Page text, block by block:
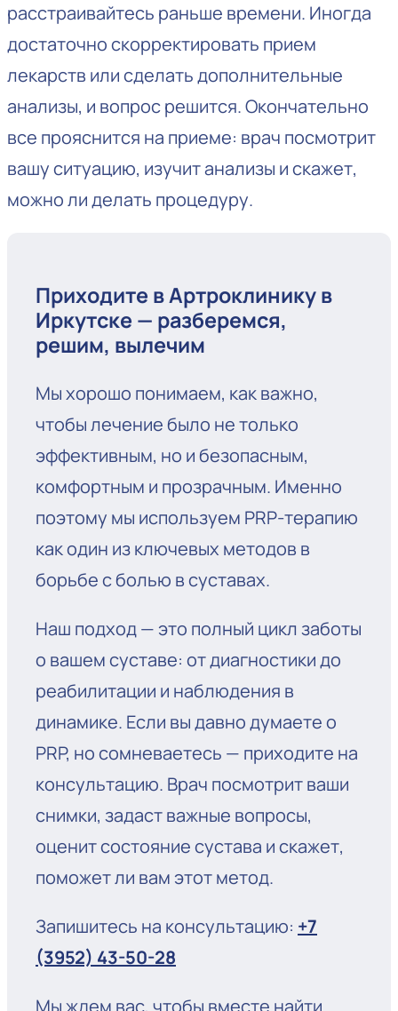
расстраивайтесь раньше времени. Иногда
достаточно скорректировать прием
лекарств или сделать дополнительные
анализы, и вопрос решится. Окончательно
все прояснится на приеме: врач посмотрит
вашу ситуацию, изучит анализы и скажет,
можно ли делать процедуру.
Приходите в Артроклинику в
Иркутске — разберемся,
решим, вылечим
Мы хорошо понимаем, как важно,
чтобы лечение было не только
эффективным, но и безопасным,
комфортным и прозрачным. Именно
поэтому мы используем PRP-терапию
как один из ключевых методов в
борьбе с болью в суставах.
Наш подход — это полный цикл заботы
о вашем суставе: от диагностики до
реабилитации и наблюдения в
динамике. Если вы давно думаете о
PRP, но сомневаетесь — приходите на
консультацию. Врач посмотрит ваши
снимки, задаст важные вопросы,
оценит состояние сустава и скажет,
поможет ли вам этот метод.
Запишитесь на консультацию: +7
(3952) 43-50-28